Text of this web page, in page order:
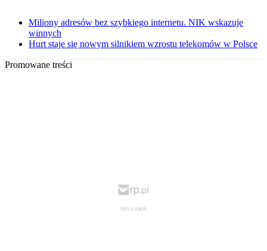
Miliony adresów bez szybkiego internetu. NIK wskazuje
winnych
Hurt staje się nowym silnikiem wzrostu telekomów w Polsce
Promowane treści